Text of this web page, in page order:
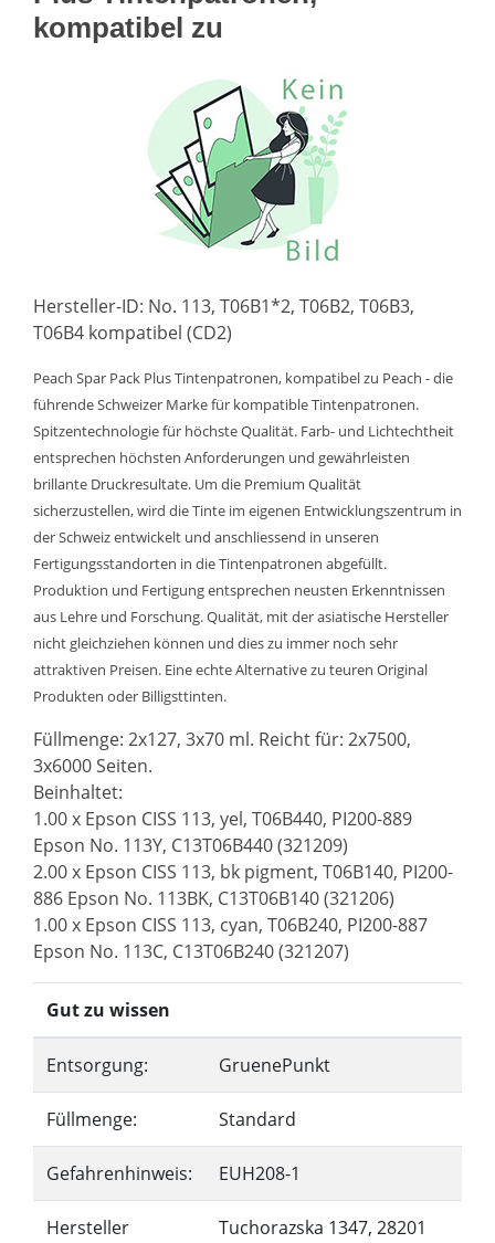
kompatibel zu
Hersteller-ID: No. 113, T06B1*2, T06B2, T06B3,
T06B4 kompatibel (CD2)
Peach Spar Pack Plus Tintenpatronen, kompatibel zu Peach - die
führende Schweizer Marke für kompatible Tintenpatronen.
Spitzentechnologie für höchste Qualität. Farb- und Lichtechtheit
entsprechen höchsten Anforderungen und gewährleisten
brillante Druckresultate. Um die Premium Qualität
sicherzustellen, wird die Tinte im eigenen Entwicklungszentrum in
der Schweiz entwickelt und anschliessend in unseren
Fertigungsstandorten in die Tintenpatronen abgefüllt.
Produktion und Fertigung entsprechen neusten Erkenntnissen
aus Lehre und Forschung. Qualität, mit der asiatische Hersteller
nicht gleichziehen können und dies zu immer noch sehr
attraktiven Preisen. Eine echte Alternative zu teuren Original
Produkten oder Billigsttinten.
Füllmenge: 2x127, 3x70 ml. Reicht für: 2x7500,
3x6000 Seiten.
Beinhaltet:
1.00 x Epson CISS 113, yel, T06B440, PI200-889
Epson No. 113Y, C13T06B440 (321209)
2.00 x Epson CISS 113, bk pigment, T06B140, PI200-
886 Epson No. 113BK, C13T06B140 (321206)
1.00 x Epson CISS 113, cyan, T06B240, PI200-887
Epson No. 113C, C13T06B240 (321207)
Gut zu wissen
Entsorgung: GruenePunkt
Füllmenge: Standard
Gefahrenhinweis: EUH208-1
Hersteller
Tuchorazska 1347, 28201